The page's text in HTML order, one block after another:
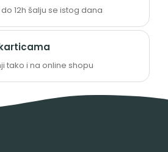
12h šalju se istog dana
tako i na online shopu